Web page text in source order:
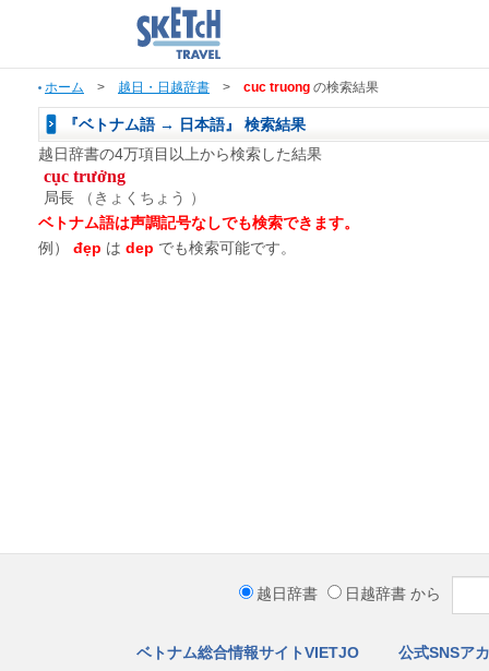
ホーム > 越日・日越辞書 > cuc truong の検索結果
『ベトナム語 → 日本語』 検索結果
越日辞書の4万項目以上から検索した結果
cục trưởng
局長 （きょくちょう ）
ベトナム語は声調記号なしでも検索できます。
例）
đẹp は dep でも検索可能です。
越日辞書 日越辞書 から
ベトナム総合情報サイトVIETJO 公式SNSア